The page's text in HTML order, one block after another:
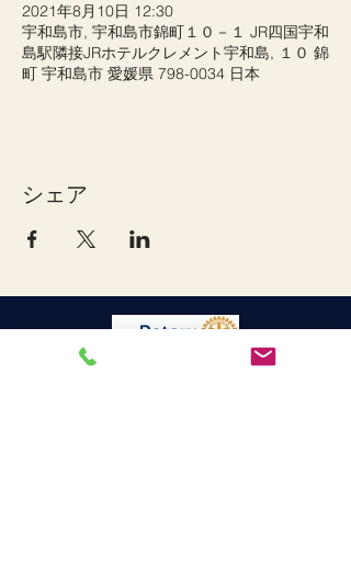
2021年8月10日 12:30
宇和島市, 宇和島市錦町１０－１ JR四国宇和
島駅隣接JRホテルクレメント宇和島, １０ 錦
町 宇和島市 愛媛県 798-0034 日本
シェア